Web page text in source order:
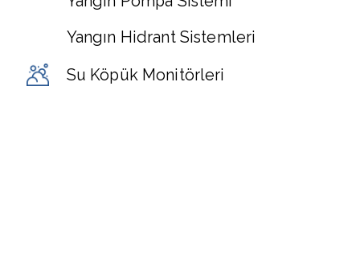
Yangın Hidrant Sistemleri
Su Köpük Monitörleri